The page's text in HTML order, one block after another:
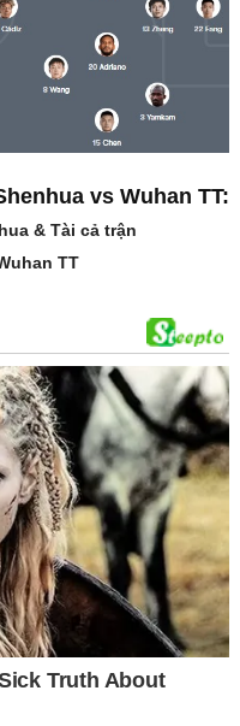
vs Wuhan TT:
& Tài cả trận
TT